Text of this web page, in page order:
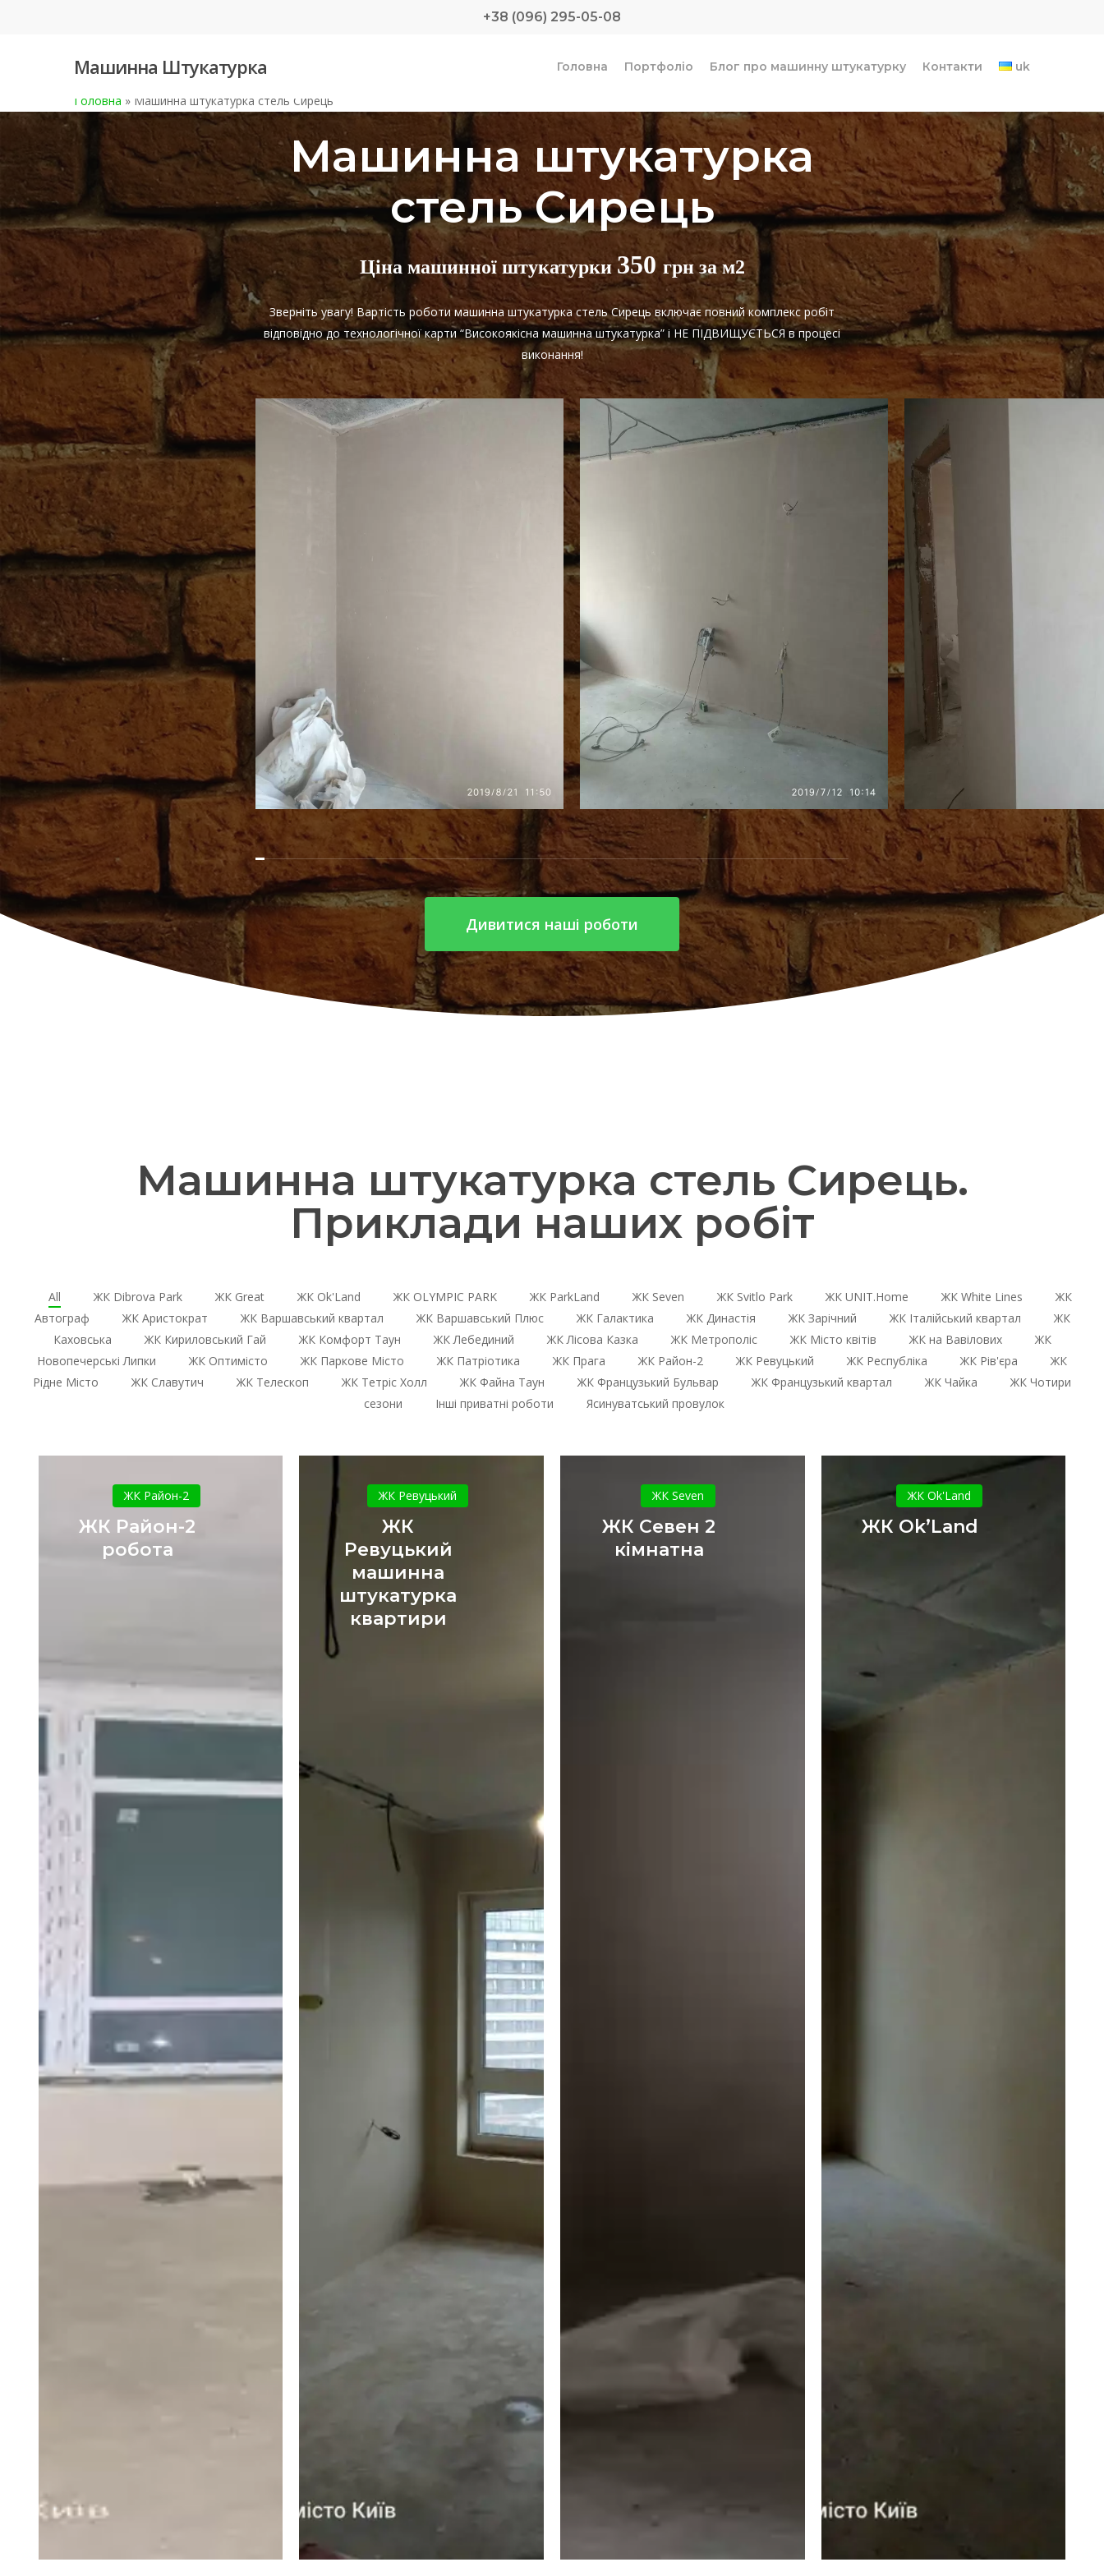
+38 (096) 295-05-08
Машинна Штукатурка Головна Портфоліо Блог про машинну штукатурку Контакти uk
Головна » Машинна штукатурка стель Сирець
Машинна штукатурка
стель Сирець
Ціна машинної штукатурки350грн за м2
Зверніть увагу! Вартість роботи машинна штукатурка стель Сирець включає повний комплекс робіт
відповідно до технологічної карти “Високоякісна машинна штукатурка” і НЕ ПІДВИЩУЄТЬСЯ в процесі
виконання!
Дивитися наші роботи
Машинна штукатурка стель Сирець.
Приклади наших робіт
All ЖК Dibrova Park ЖК Great ЖК Ok'Land ЖК OLYMPIC PARK ЖК ParkLand ЖК Seven ЖК Svitlo Park ЖК UNIT.Home ЖК White Lines
ЖК
Автограф
ЖК Аристократ ЖК Варшавський квартал ЖК Варшавський Плюс ЖК Галактика ЖК Династія ЖК Зарічний ЖК Італійський квартал
ЖК
Каховська
ЖК Кириловський Гай ЖК Комфорт Таун ЖК Лебединий ЖК Лісова Казка ЖК Метрополіс ЖК Місто квітів ЖК на Вавілових
ЖК
Новопечерські Липки
ЖК Оптимісто ЖК Паркове Місто ЖК Патріотика ЖК Прага ЖК Район-2 ЖК Ревуцький ЖК Республіка ЖК Рів'єра
ЖК
Рідне Місто
ЖК Славутич ЖК Телескоп ЖК Тетріс Холл ЖК Файна Таун ЖК Французький Бульвар ЖК Французький квартал ЖК Чайка
ЖК Чотири
сезони
Інші приватні роботи Ясинуватський провулок
Район-2
робота
ЖК Район-2
ЖК Район-2
робота
Ревуцький
машинна
квартири
ЖК Ревуцький
ЖК
Ревуцький
машинна
штукатурка
квартири
Севен
2
кімнатна
ЖК Seven
ЖК Севен 2
кімнатна
Ok’Land
ЖК Ok'Land
ЖК Ok’Land